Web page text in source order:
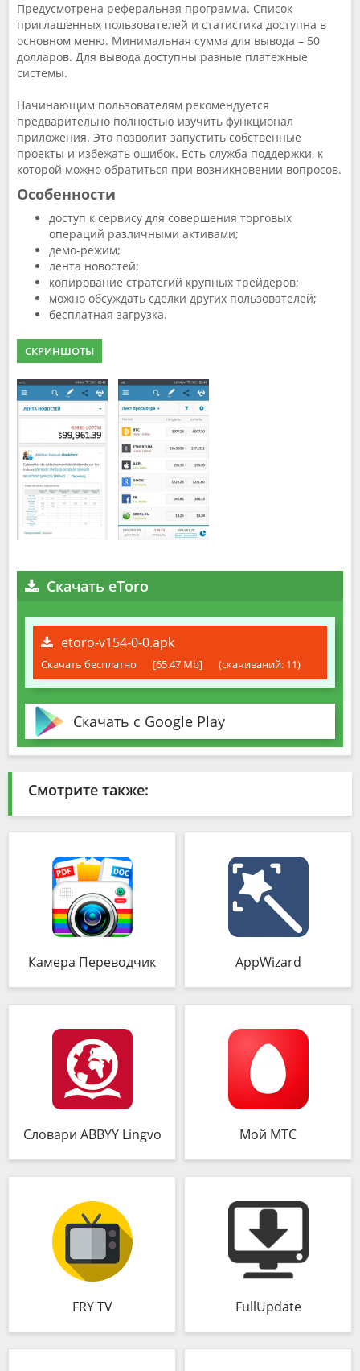
Предусмотрена реферальная программа. Список
приглашенных пользователей и статистика доступна в
основном меню. Минимальная сумма для вывода – 50
долларов. Для вывода доступны разные платежные
системы.
Начинающим пользователям рекомендуется
предварительно полностью изучить функционал
приложения. Это позволит запустить собственные
проекты и избежать ошибок. Есть служба поддержки, к
которой можно обратиться при возникновении вопросов.
Особенности
доступ к сервису для совершения торговых
операций различными активами;
демо-режим;
лента новостей;
копирование стратегий крупных трейдеров;
можно обсуждать сделки других пользователей;
бесплатная загрузка.
СКРИНШОТЫ
Скачать eToro
etoro-v154-0-0.apk
Скачать бесплатно [65.47 Mb] (cкачиваний: 11)
Скачать с Google Play
Смотрите также:
Камера Переводчик AppWizard
Словари ABBYY Lingvo Мой МТС
FRY TV FullUpdate